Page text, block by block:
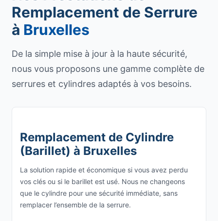
Remplacement de Serrure
à Bruxelles
De la simple mise à jour à la haute sécurité,
nous vous proposons une gamme complète de
serrures et cylindres adaptés à vos besoins.
Remplacement de Cylindre
(Barillet) à Bruxelles
La solution rapide et économique si vous avez perdu
vos clés ou si le barillet est usé. Nous ne changeons
que le cylindre pour une sécurité immédiate, sans
remplacer l’ensemble de la serrure.